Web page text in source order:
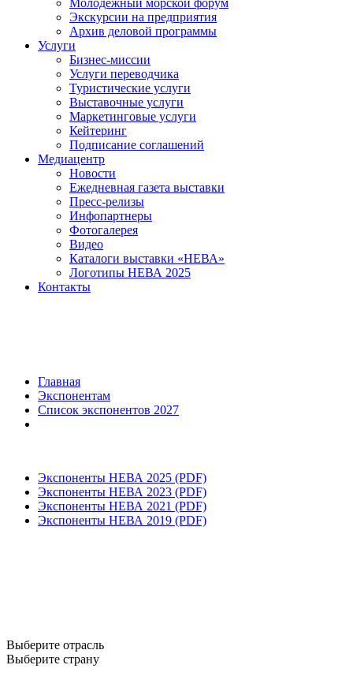
Молодежный морской форум
Экскурсии на предприятия
Архив деловой программы
Услуги
Бизнес-миссии
Услуги переводчика
Туристические услуги
Выставочные услуги
Маркетинговые услуги
Кейтеринг
Подписание соглашений
Медиацентр
Новости
Ежедневная газета выставки
Пресс-релизы
Инфопартнеры
Фотогалерея
Видео
Каталоги выставки «НЕВА»
Логотипы НЕВА 2025
Контакты
Главная
Экспонентам
Список экспонентов 2027
Экспоненты НЕВА 2025 (PDF)
Экспоненты НЕВА 2023 (PDF)
Экспоненты НЕВА 2021 (PDF)
Экспоненты НЕВА 2019 (PDF)
Выберите отрасль
Выберите страну